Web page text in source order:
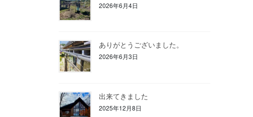
2026年6月4日
ありがとうございました。
2026年6月3日
出来てきました
2025年12月8日